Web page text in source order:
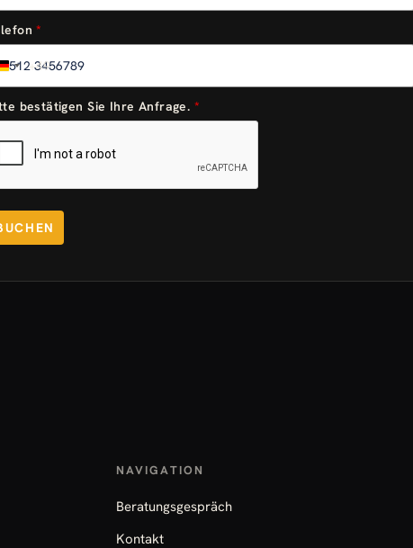
*
Germany
+49
+49
bestätigen Sie Ihre Anfrage. *
NAVIGATION
Beratungsgespräch
Kontakt